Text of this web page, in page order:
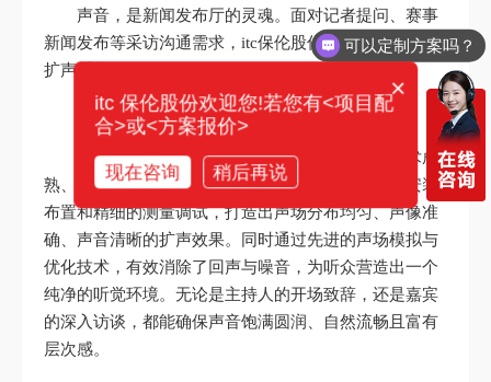
声音，是新闻发布厅的灵魂。面对记者提问、赛事
新闻发布等采访沟通需求，itc保伦股份为其配置了专业
扩声系统设备。
根据新闻发布厅的面积和使用功能，itc选取技术成
熟、性能先进、使用可靠的专业音箱，进行合理的安装
布置和精细的测量调试，打造出声场分布均匀、声像准
确、声音清晰的扩声效果。同时通过先进的声场模拟与
优化技术，有效消除了回声与噪音，为听众营造出一个
纯净的听觉环境。无论是主持人的开场致辞，还是嘉宾
的深入访谈，都能确保声音饱满圆润、自然流畅且富有
层次感。
可以定制方案吗？
×
itc 保伦股份欢迎您!若您有<项目配
合>或<方案报价>
现在咨询 稍后再说